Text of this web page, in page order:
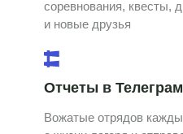
соревнования, квесты,
и новые друзья
Отчеты в Телеграм
Вожатые отрядов